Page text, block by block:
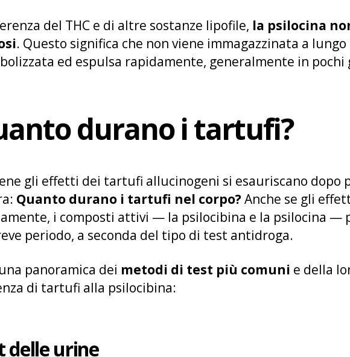
del THC e di altre sostanze lipofile, la psilocina
. Questo significa che non viene immagazzinata a
ed espulsa rapidamente, generalmente in pochi
durano i tartufi?
gli effetti dei tartufi allucinogeni si esauriscano dopo
Quanto durano i tartufi nel corpo?Anche se gli
i composti attivi — la psilocibina e la psilocina —
periodo, a seconda del tipo di test antidroga.
panoramica dei metodi di test più comuni e della
di tartufi alla psilocibina:
delle urine